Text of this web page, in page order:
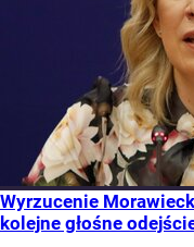
Wyrzucenie
kolejne głośne